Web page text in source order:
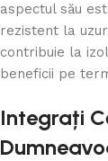
aspectul său
rezistent la
contribuie la
beneficii pe
Integrați